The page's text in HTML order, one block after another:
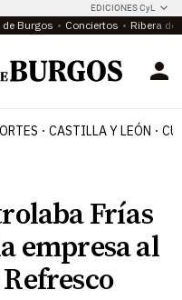
EDICIONES CyL
Burgos Conciertos Ribera del
CASTILLA Y LEÓN
Frías
empresa al